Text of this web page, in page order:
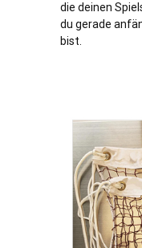
die deinen
du gerade
bist.